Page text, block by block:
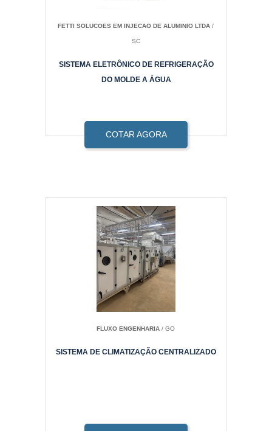
FETTI SOLUCOES EM INJECAO DE ALUMINIO LTDA /
SC
SISTEMA ELETRÔNICO DE REFRIGERAÇÃO
DO MOLDE A ÁGUA
COTAR AGORA
FLUXO ENGENHARIA / GO
SISTEMA DE CLIMATIZAÇÃO CENTRALIZADO